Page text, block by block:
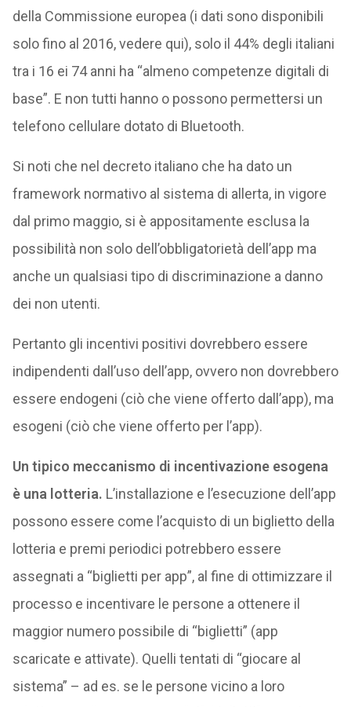
della Commissione europea (i dati sono disponibili
solo fino al 2016, vedere qui), solo il 44% degli italiani
tra i 16 ei 74 anni ha “almeno competenze digitali di
base”. E non tutti hanno o possono permettersi un
telefono cellulare dotato di Bluetooth.
Si noti che nel decreto italiano che ha dato un
framework normativo al sistema di allerta, in vigore
dal primo maggio, si è appositamente esclusa la
possibilità non solo dell’obbligatorietà dell’app ma
anche un qualsiasi tipo di discriminazione a danno
dei non utenti.
Pertanto gli incentivi positivi dovrebbero essere
indipendenti dall’uso dell’app, ovvero non dovrebbero
essere endogeni (ciò che viene offerto dall’app), ma
esogeni (ciò che viene offerto per l’app).
Un tipico meccanismo di incentivazione esogena
è una lotteria. L’installazione e l’esecuzione dell’app
possono essere come l’acquisto di un biglietto della
lotteria e premi periodici potrebbero essere
assegnati a “biglietti per app”, al fine di ottimizzare il
processo e incentivare le persone a ottenere il
maggior numero possibile di “biglietti” (app
scaricate e attivate). Quelli tentati di “giocare al
sistema” – ad es. se le persone vicino a loro